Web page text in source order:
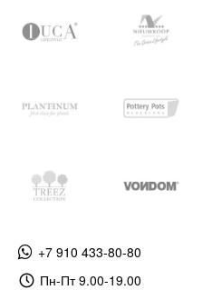
+7 910 433-80-80
Пн-Пт 9.00-19.00